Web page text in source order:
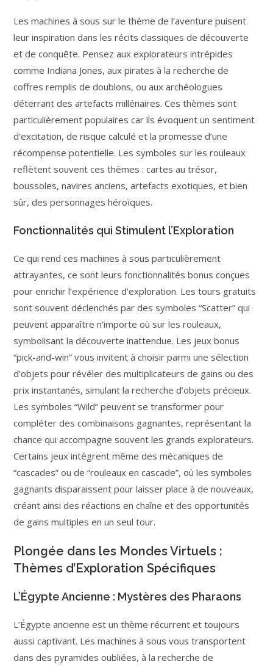
Les machines à sous sur le thème de l’aventure puisent
leur inspiration dans les récits classiques de découverte
et de conquête. Pensez aux explorateurs intrépides
comme Indiana Jones, aux pirates à la recherche de
coffres remplis de doublons, ou aux archéologues
déterrant des artefacts millénaires. Ces thèmes sont
particulièrement populaires car ils évoquent un sentiment
d’excitation, de risque calculé et la promesse d’une
récompense potentielle. Les symboles sur les rouleaux
reflètent souvent ces thèmes : cartes au trésor,
boussoles, navires anciens, artefacts exotiques, et bien
sûr, des personnages héroïques.
Fonctionnalités qui Stimulent l’Exploration
Ce qui rend ces machines à sous particulièrement
attrayantes, ce sont leurs fonctionnalités bonus conçues
pour enrichir l’expérience d’exploration. Les tours gratuits
sont souvent déclenchés par des symboles “Scatter” qui
peuvent apparaître n’importe où sur les rouleaux,
symbolisant la découverte inattendue. Les jeux bonus
“pick-and-win” vous invitent à choisir parmi une sélection
d’objets pour révéler des multiplicateurs de gains ou des
prix instantanés, simulant la recherche d’objets précieux.
Les symboles “Wild” peuvent se transformer pour
compléter des combinaisons gagnantes, représentant la
chance qui accompagne souvent les grands explorateurs.
Certains jeux intègrent même des mécaniques de
“cascades” ou de “rouleaux en cascade”, où les symboles
gagnants disparaissent pour laisser place à de nouveaux,
créant ainsi des réactions en chaîne et des opportunités
de gains multiples en un seul tour.
Plongée dans les Mondes Virtuels :
Thèmes d’Exploration Spécifiques
L’Égypte Ancienne : Mystères des Pharaons
L’Égypte ancienne est un thème récurrent et toujours
aussi captivant. Les machines à sous vous transportent
dans des pyramides oubliées, à la recherche de